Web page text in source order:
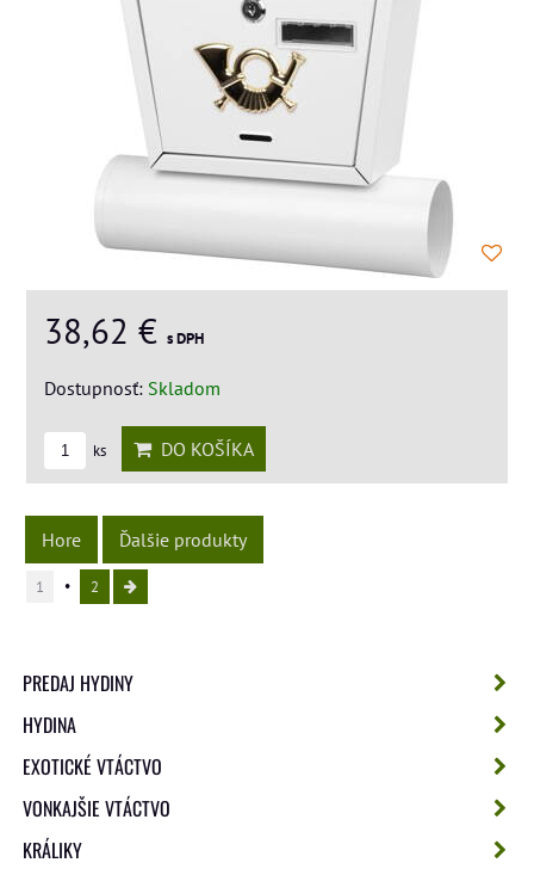
38,62 € s DPH
Dostupnosť: Skladom
ks DO KOŠÍKA
Hore Ďalšie produkty
1 2
PREDAJ HYDINY
HYDINA
EXOTICKÉ VTÁCTVO
VONKAJŠIE VTÁCTVO
KRÁLIKY